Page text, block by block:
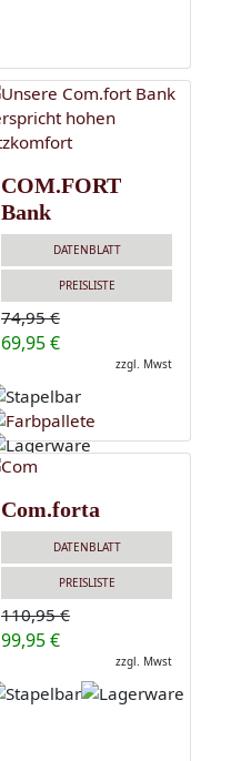
COM.FORT
Bank
DATENBLATT
PREISLISTE
74,95 €
69,95 €
zzgl. Mwst
Com.forta
DATENBLATT
PREISLISTE
110,95 €
99,95 €
zzgl. Mwst